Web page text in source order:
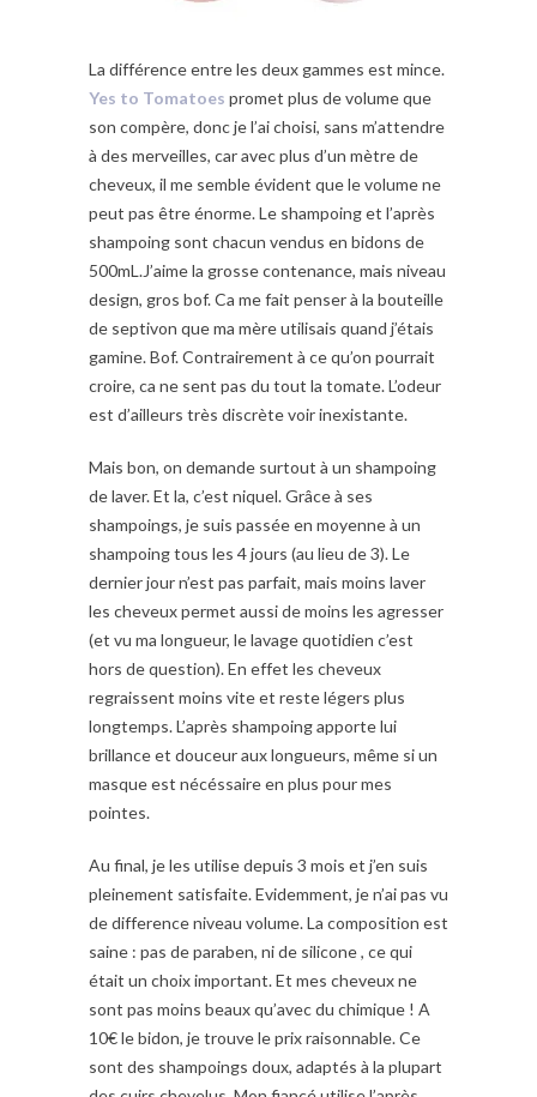
La différence entre les deux gammes est mince.
Yes to Tomatoes promet plus de volume que
son compère, donc je l’ai choisi, sans m’attendre
à des merveilles, car avec plus d’un mètre de
cheveux, il me semble évident que le volume ne
peut pas être énorme. Le shampoing et l’après
shampoing sont chacun vendus en bidons de
500mL.J’aime la grosse contenance, mais niveau
design, gros bof. Ca me fait penser à la bouteille
de septivon que ma mère utilisais quand j’étais
gamine. Bof. Contrairement à ce qu’on pourrait
croire, ca ne sent pas du tout la tomate. L’odeur
est d’ailleurs très discrète voir inexistante.
Mais bon, on demande surtout à un shampoing
de laver. Et la, c’est niquel. Grâce à ses
shampoings, je suis passée en moyenne à un
shampoing tous les 4 jours (au lieu de 3). Le
dernier jour n’est pas parfait, mais moins laver
les cheveux permet aussi de moins les agresser
(et vu ma longueur, le lavage quotidien c’est
hors de question). En effet les cheveux
regraissent moins vite et reste légers plus
longtemps. L’après shampoing apporte lui
brillance et douceur aux longueurs, même si un
masque est nécéssaire en plus pour mes
pointes.
Au final, je les utilise depuis 3 mois et j’en suis
pleinement satisfaite. Evidemment, je n’ai pas vu
de difference niveau volume. La composition est
saine : pas de paraben, ni de silicone , ce qui
était un choix important. Et mes cheveux ne
sont pas moins beaux qu’avec du chimique ! A
10€ le bidon, je trouve le prix raisonnable. Ce
sont des shampoings doux, adaptés à la plupart